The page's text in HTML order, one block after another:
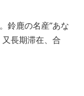
鈴鹿の名産”あな
長期滞在、合